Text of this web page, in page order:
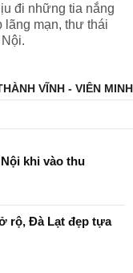
đi những tia nắng
lãng mạn, thư thái
VĨNH - VIÊN MINH
khi vào thu
rộ, Đà Lạt đẹp tựa